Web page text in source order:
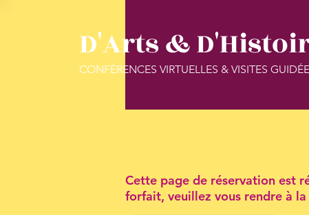
D'Arts &
CONFÉRENCES VIRTUELLES & VISITES
Cette page de réservation est
forfait, veuillez vous rendre à